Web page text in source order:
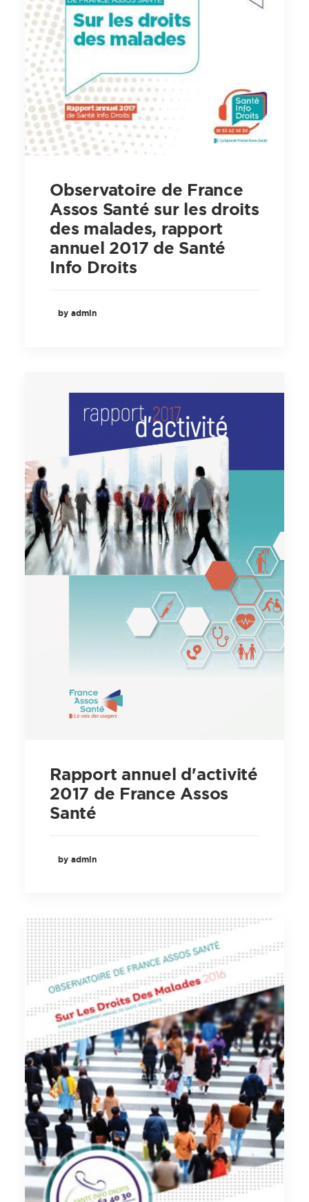
Observatoire de France
Assos Santé sur les droits
des malades, rapport
annuel 2017 de Santé
Info Droits
by admin
Rapport annuel d'activité
2017 de France Assos
Santé
by admin